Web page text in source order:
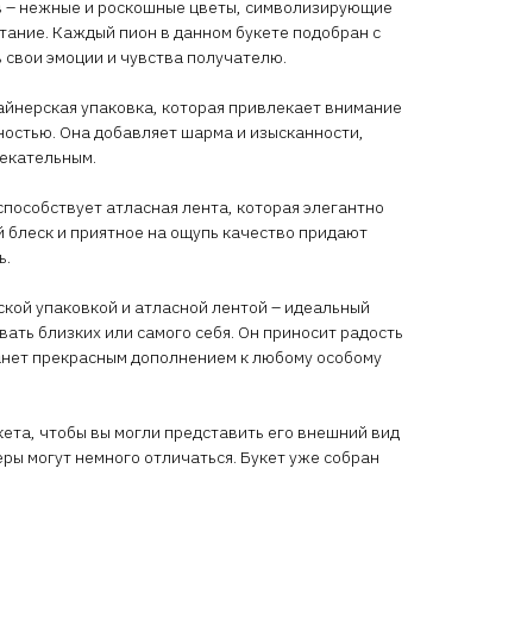
– нежные и роскошные цветы, символизирующие
Каждый пион в данном букете подобран с
эмоции и чувства получателю.
упаковка, которая привлекает внимание
Она добавляет шарма и изысканности,
атласная лента, которая элегантно
блеск и приятное на ощупь качество придают
упаковкой и атласной лентой – идеальный
близких или самого себя. Он приносит радость
прекрасным дополнением к любому особому
чтобы вы могли представить его внешний вид
могут немного отличаться. Букет уже собран